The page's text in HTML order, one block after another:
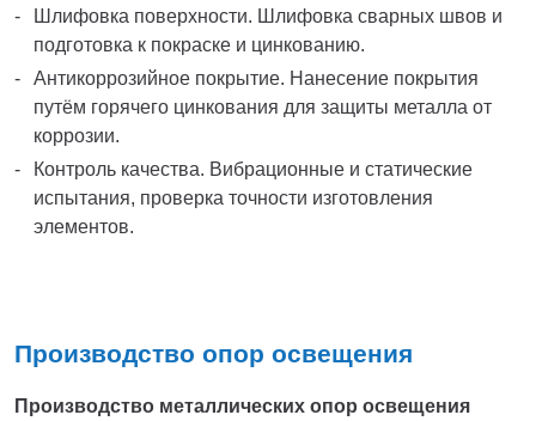
Шлифовка поверхности. Шлифовка сварных швов и
подготовка к покраске и цинкованию.
Антикоррозийное покрытие. Нанесение покрытия
путём горячего цинкования для защиты металла от
коррозии.
Контроль качества. Вибрационные и статические
испытания, проверка точности изготовления
элементов.
Производство опор освещения
Производство металлических опор освещения